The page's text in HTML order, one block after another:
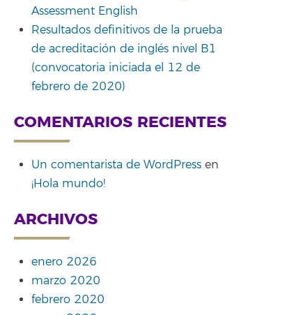
Assessment English
Resultados definitivos de la prueba
de acreditación de inglés nivel B1
(convocatoria iniciada el 12 de
febrero de 2020)
COMENTARIOS RECIENTES
Un comentarista de WordPress en
¡Hola mundo!
ARCHIVOS
enero 2026
marzo 2020
febrero 2020